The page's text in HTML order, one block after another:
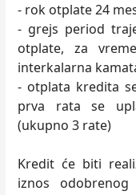
- rok otplate 24
- grejs period
otplate, za
interkalarna
- otplata kredita
prva rata se
(ukupno 3 rate)
Kredit će biti
iznos